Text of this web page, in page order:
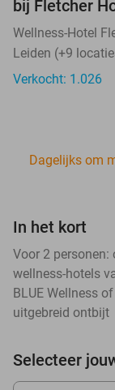
bij Fletcher
Wellness-Hotel
Leiden (+9
Verkocht: 1.026
Dagelijks om
In het kort
Voor 2 personen:
wellness-hotels
BLUE Wellness
uitgebreid ontbijt
Selecteer